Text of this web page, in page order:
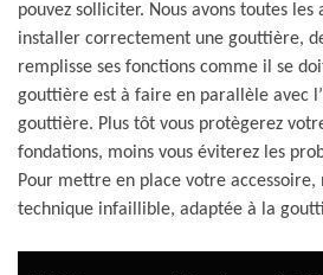
pouvez solliciter. Nous avons toutes
installer correctement une gouttière,
remplisse ses fonctions comme il se
gouttière est à faire en parallèle avec
gouttière. Plus tôt vous protègerez
fondations, moins vous éviterez les
Pour mettre en place votre accessoire,
technique infaillible, adaptée à la